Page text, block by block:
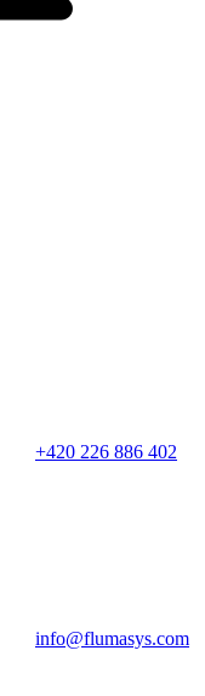
+420 226 886 402
info@flumasys.com